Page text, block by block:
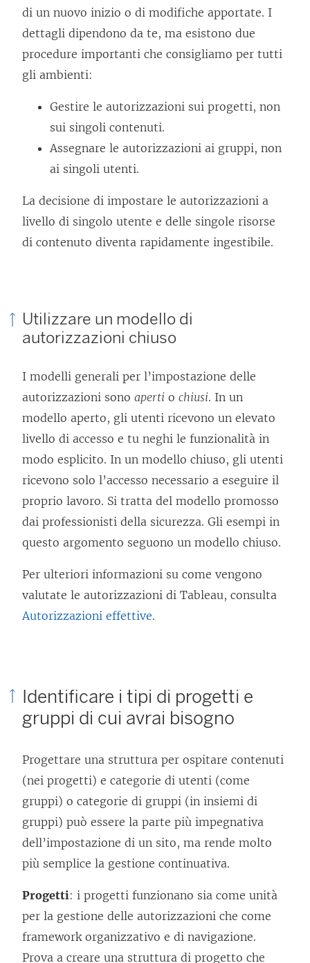
di un nuovo inizio o di modifiche apportate. I
dettagli dipendono da te, ma esistono due
procedure importanti che consigliamo per tutti
gli ambienti:
Gestire le autorizzazioni sui progetti, non
sui singoli contenuti.
Assegnare le autorizzazioni ai gruppi, non
ai singoli utenti.
La decisione di impostare le autorizzazioni a
livello di singolo utente e delle singole risorse
di contenuto diventa rapidamente ingestibile.
Utilizzare un modello di
autorizzazioni chiuso
I modelli generali per l’impostazione delle
autorizzazioni sono aperti o chiusi. In un
modello aperto, gli utenti ricevono un elevato
livello di accesso e tu neghi le funzionalità in
modo esplicito. In un modello chiuso, gli utenti
ricevono solo l’accesso necessario a eseguire il
proprio lavoro. Si tratta del modello promosso
dai professionisti della sicurezza. Gli esempi in
questo argomento seguono un modello chiuso.
Per ulteriori informazioni su come vengono
valutate le autorizzazioni di Tableau, consulta
Autorizzazioni effettive.
Identificare i tipi di progetti e
gruppi di cui avrai bisogno
Progettare una struttura per ospitare contenuti
(nei progetti) e categorie di utenti (come
gruppi) o categorie di gruppi (in insiemi di
gruppi) può essere la parte più impegnativa
dell’impostazione di un sito, ma rende molto
più semplice la gestione continuativa.
Progetti: i progetti funzionano sia come unità
per la gestione delle autorizzazioni che come
framework organizzativo e di navigazione.
Prova a creare una struttura di progetto che